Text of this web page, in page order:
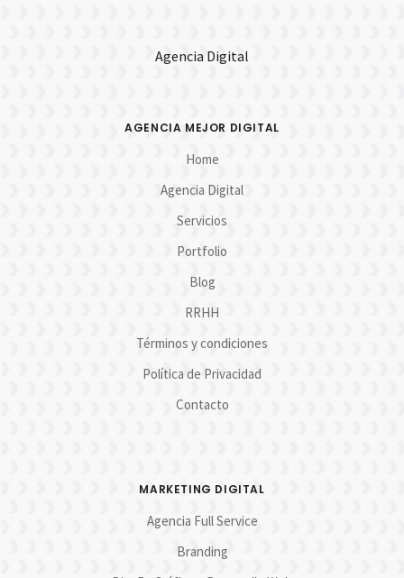
Agencia Digital
AGENCIA MEJOR DIGITAL
Home
Agencia Digital
Servicios
Portfolio
Blog
RRHH
Términos y condiciones
Política de Privacidad
Contacto
MARKETING DIGITAL
Agencia Full Service
Branding